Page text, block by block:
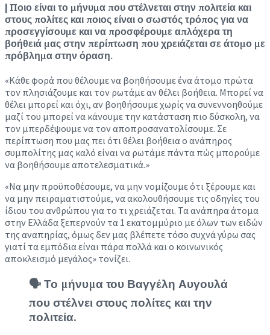
| Ποιο είναι το μήνυμα που στέλνεται στην πολιτεία και
στους πολίτες και ποιος είναι ο σωστός τρόπος για να
προσεγγίσουμε και να προσφέρουμε απλόχερα τη
βοήθειά μας στην περίπτωση που χρειάζεται σε άτομο με
πρόβλημα στην όραση.
«Κάθε φορά που θέλουμε να βοηθήσουμε ένα άτομο πρώτα
τον πλησιάζουμε και τον ρωτάμε αν θέλει βοήθεια. Μπορεί να
θέλει μπορεί και όχι, αν βοηθήσουμε χωρίς να συνεννοηθούμε
μαζί του μπορεί να κάνουμε την κατάσταση πιο δύσκολη, να
τον μπερδέψουμε να τον αποπροσανατολίσουμε. Σε
περίπτωση που μας πει ότι θέλει βοήθεια ο ανάπηρος
συμπολίτης μας καλό είναι να ρωτάμε πάντα πώς μπορούμε
να βοηθήσουμε αποτελεσματικά.»
«Να μην προϋποθέσουμε, να μην νομίζουμε ότι ξέρουμε και
να μην πειραματιστούμε, να ακολουθήσουμε τις οδηγίες του
ίδιου του ανθρώπου για το τι χρειάζεται. Τα ανάπηρα άτομα
στην Ελλάδα ξεπερνούν τα 1 εκατομμύριο με όλων των ειδών
της αναπηρίας, όμως δεν μας βλέπετε τόσο συχνά γύρω σας
γιατί τα εμπόδια είναι πάρα πολλά και ο κοινωνικός
αποκλεισμό μεγάλος» τονίζει.
🗣 Το μήνυμα του Βαγγέλη Αυγουλά
που στέλνει στους πολίτες και την
πολιτεία.